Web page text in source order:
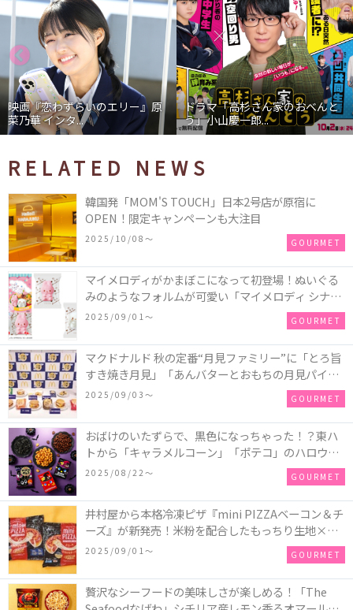
映画『恋わずらいのエリー』原
菜乃華 インタ...
ドラマ「高杉さん家のおべんと
う」小山慶一郎...
RELATED NEWS
韓国発「MOM'S TOUCH」日本2号店が原宿に
OPEN！限定キャンペーンも大注目
2025/10/08〜 GOURMET
マイメロディがかまぼこになって初登場！ぬいぐる
みのようなフォルムが可愛い「マイメロディ シナモ
ロール かまぼこ」が新発売
2025/09/01〜 GOURMET
マクドナルド 秋の定番“月見ファミリー”に「とろ旨
すき焼き月見」「あんバターとおもちの月見パイ」
「月見マ ックシェイク 山梨県産シャインマスカット
2025/09/03〜 GOURMET
おばけのいたずらで、黒色になっちゃった！？東ハ
トから「キャラメルコーン」「ポテコ」のハロウィ
ン限定商品が新発売♪
2025/08/22〜 GOURMET
井村屋から本格冷凍ピザ『mini PIZZAベーコン＆チ
ーズ』が新発売！米粉を配合したもっちり生地×ご
ろごろ具材×とろけるチーズで満足感たっぷりのピ
2025/09/01〜 GOURMET
贅沢なシーフードの美味しさが楽しめる！「The